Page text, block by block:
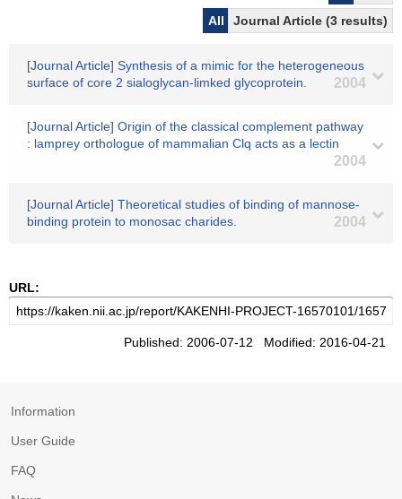
All
Journal Article (3 results)
[Journal Article] Synthesis of a mimic for the heterogeneous
surface of core 2 sialoglycan-limked glycoprotein.
2004
[Journal Article] Origin of the classical complement pathway
: lamprey orthologue of mammalian Clq acts as a lectin
2004
[Journal Article] Theoretical studies of binding of mannose-
binding protein to monosac charides.
2004
URL:
Published: 2006-07-12 Modified: 2016-04-21
Information
User Guide
FAQ